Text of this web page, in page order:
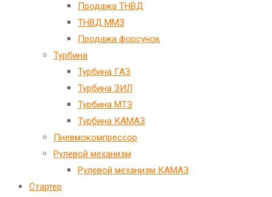
Продажа ТНВД
ТНВД ММЗ
Продажа форсунок
Турбина
Турбина ГАЗ
Турбина ЗИЛ
Турбина МТЗ
Турбина КАМАЗ
Пневмокомпрессор
Рулевой механизм
Рулевой механизм КАМАЗ
Стартер